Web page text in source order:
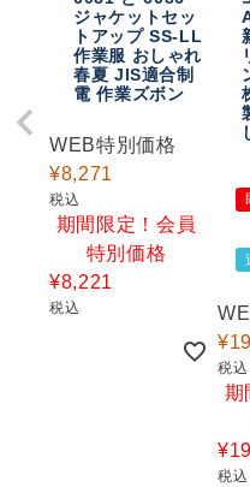
ジャケットセッ
トアップ SS-LL
作業服 おしゃれ
春夏 JIS適合制
電 作業ズボン
WEB特別価格
¥8,271
税込
期間限定！会員
特別価格
¥8,221
税込
¥
税込
期
¥
税込